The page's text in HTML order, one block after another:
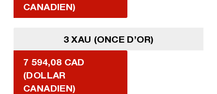
CANADIEN)
3 XAU (ONCE D’OR)
7 594,08 CAD
(DOLLAR
CANADIEN)